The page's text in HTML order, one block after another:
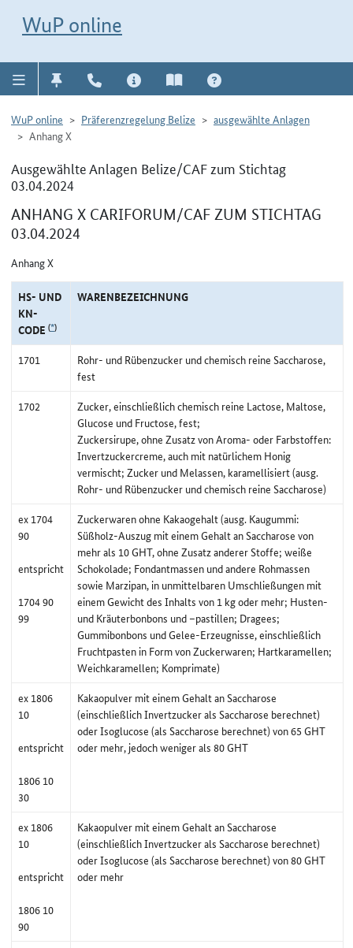
WuP online
WuP online Präferenzregelung Belize
ausgewählte Anlagen
Anhang X
Ausgewählte Anlagen Belize/CAF zum Stichtag
03.04.2024
ANHANG X CARIFORUM/CAF ZUM STICHTAG
03.04.2024
Anhang X
HS- UND
KN-
CODE (*)
WARENBEZEICHNUNG
1701
Rohr- und Rübenzucker und chemisch reine Saccharose,
fest
1702
Zucker, einschließlich chemisch reine Lactose, Maltose,
Glucose und Fructose, fest;
Zuckersirupe, ohne Zusatz von Aroma- oder Farbstoffen:
Invertzuckercreme, auch mit natürlichem Honig
vermischt; Zucker und Melassen, karamellisiert (ausg.
Rohr- und Rübenzucker und chemisch reine Saccharose)
ex 1704
90
entspricht
1704 90
99
Zuckerwaren ohne Kakaogehalt (ausg. Kaugummi:
Süßholz-Auszug mit einem Gehalt an Saccharose von
mehr als 10 GHT, ohne Zusatz anderer Stoffe; weiße
Schokolade; Fondantmassen und andere Rohmassen
sowie Marzipan, in unmittelbaren Umschließungen mit
einem Gewicht des Inhalts von 1 kg oder mehr; Husten-
und Kräuterbonbons und –pastillen; Dragees;
Gummibonbons und Gelee-Erzeugnisse, einschließlich
Fruchtpasten in Form von Zuckerwaren; Hartkaramellen;
Weichkaramellen; Komprimate)
ex 1806
10
entspricht
1806 10
30
Kakaopulver mit einem Gehalt an Saccharose
(einschließlich Invertzucker als Saccharose berechnet)
oder Isoglucose (als Saccharose berechnet) von 65 GHT
oder mehr, jedoch weniger als 80 GHT
ex 1806
10
entspricht
1806 10
90
Kakaopulver mit einem Gehalt an Saccharose
(einschließlich Invertzucker als Saccharose berechnet)
oder Isoglucose (als Saccharose berechnet) von 80 GHT
oder mehr